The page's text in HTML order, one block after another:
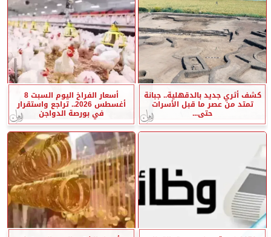
كشف أثري جديد بالدقهلية.. جبانة
تمتد من عصر ما قبل الأسرات
حتى...
أسعار الفراخ اليوم السبت 8
أغسطس 2026.. تراجع واستقرار
في بورصة الدواجن